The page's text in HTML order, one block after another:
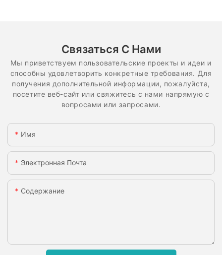
Связаться С Нами
Мы приветствуем пользовательские проекты и идеи и
способны удовлетворить конкретные требования. Для
получения дополнительной информации, пожалуйста,
посетите веб-сайт или свяжитесь с нами напрямую с
вопросами или запросами.
Имя
Электронная Почта
Содержание